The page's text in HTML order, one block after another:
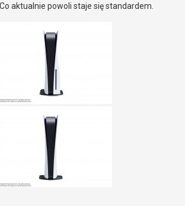
aktualnie powoli staje się standardem.